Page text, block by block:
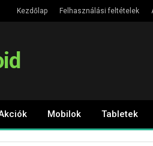
Kezdőlap Felhasználási feltételek
Mobilok Tabletek